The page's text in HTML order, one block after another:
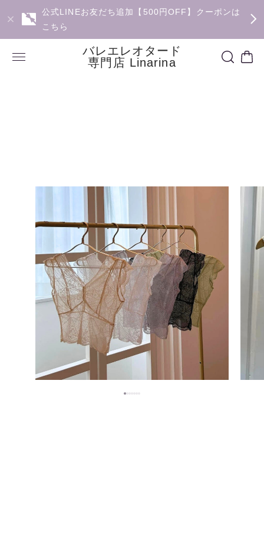
公式LINEお友だち追加【500円OFF】クーポンは
こちら
バレエレオタード
専門店 Linarina